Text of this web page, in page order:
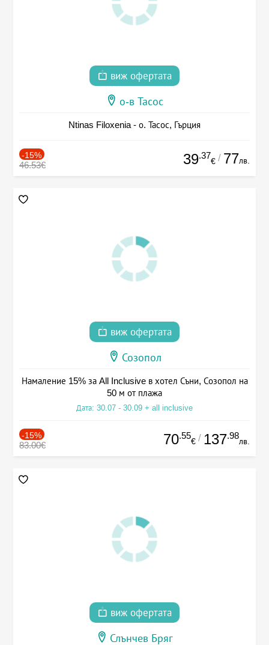
виж офертата
о-в Тасос
Ntinas Filoxenia - о. Тасос, Гърция
-15%
46.53€ 39.37
€ / 77лв.
виж офертата
Созопол
Намаление 15% за All Inclusive в хотел Съни, Созопол на
50 м от плажа
Дата: 30.07 - 30.09 + all inclusive
-15%
83.00€ 70.55
€ / 137.98
лв.
виж офертата
Слънчев Бряг